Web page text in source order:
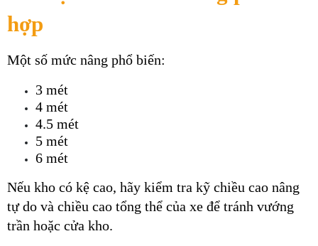
hợp
Một số mức nâng phổ biến:
3 mét
4 mét
4.5 mét
5 mét
6 mét
Nếu kho có kệ cao, hãy kiểm tra kỹ chiều cao nâng
tự do và chiều cao tổng thể của xe để tránh vướng
trần hoặc cửa kho.